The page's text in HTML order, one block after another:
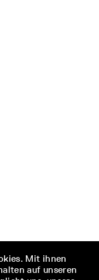
Mit ihnen
auf unseren